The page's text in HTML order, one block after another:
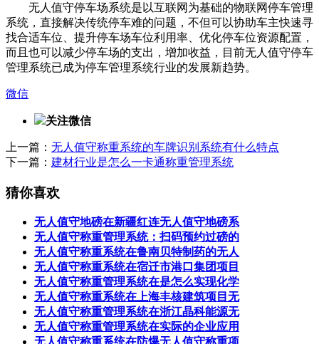
无人值守停车场系统是以互联网为基础的物联网停车管理
系统，直接解决传统停车难的问题，不但可以协助车主快速寻
找合适车位、提升停车场车位利用率、优化停车位资源配置，
而且也可以减少停车场的支出，增加收益，目前无人值守停车
管理系统已成为停车管理系统行业的发展新趋势。
微信
关注微信
上一篇： 无人值守称重系统的车牌识别系统有什么特点
下一篇： 建材行业是怎么一卡通称重管理系统
猜你喜欢
无人值守地磅在新疆红连无人值守地磅系
无人值守称重管理系统：扫码预约过磅的
无人值守称重系统在鲁南贝特制药的无人
无人值守称重系统在宿迁市港口集团项目
无人值守称重管理系统在是怎么实现化学
无人值守称重系统在上海丰核建筑项目无
无人值守称重管理系统在浙江晶科能源无
无人值守称重管理系统在实际的企业应用